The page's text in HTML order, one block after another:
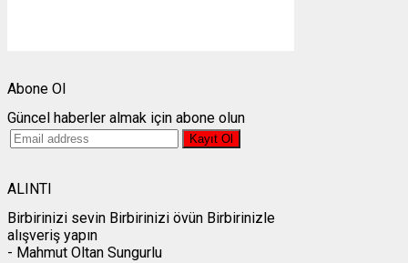
Abone Ol
Güncel haberler almak için abone olun
ALINTI
Birbirinizi sevin Birbirinizi övün Birbirinizle
alışveriş yapın
- Mahmut Oltan Sungurlu